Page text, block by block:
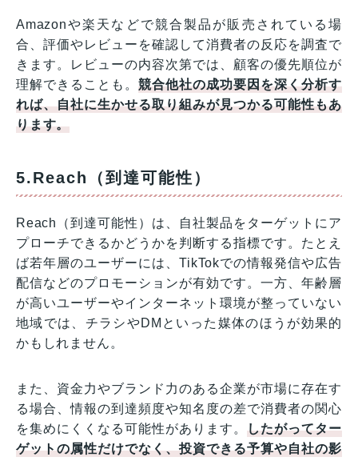
Amazonや楽天などで競合製品が販売されている場
合、評価やレビューを確認して消費者の反応を調査で
きます。レビューの内容次第では、顧客の優先順位が
理解できることも。競合他社の成功要因を深く分析す
れば、自社に生かせる取り組みが見つかる可能性もあ
ります。
5.Reach（到達可能性）
Reach（到達可能性）は、自社製品をターゲットにア
プローチできるかどうかを判断する指標です。たとえ
ば若年層のユーザーには、TikTokでの情報発信や広告
配信などのプロモーションが有効です。一方、年齢層
が高いユーザーやインターネット環境が整っていない
地域では、チラシやDMといった媒体のほうが効果的
かもしれません。
また、資金力やブランド力のある企業が市場に存在す
る場合、情報の到達頻度や知名度の差で消費者の関心
を集めにくくなる可能性があります。したがってター
ゲットの属性だけでなく、投資できる予算や自社の影